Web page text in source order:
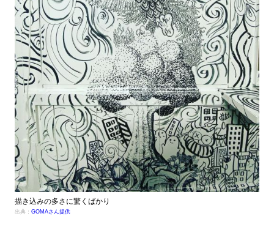
描き込みの多さに驚くばかり
出典： GOMAさん提供